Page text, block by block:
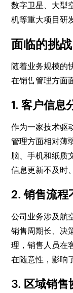
数字卫星、大型
机等重大项目研
面临的挑战
随着业务规模的
在销售管理方面
1. 客户信息
作为一家技术驱
管理方面相对薄
脑、手机和纸质
信息更新不及时
2. 销售流程
公司业务涉及航
销售周期长、决
理，销售人员在
在随意性，影响
3. 区域销售